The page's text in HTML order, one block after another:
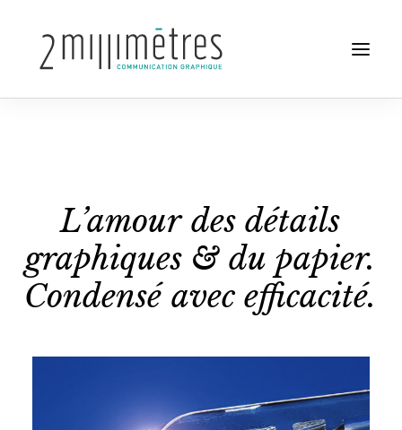
Agence
Contact
L’amour des détails
graphiques & du papier.
Condensé avec efficacité.